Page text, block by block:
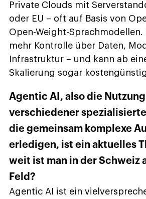
Private Clouds mit
oder EU – oft auf Basis von
Open-Weight-
mehr Kontrolle über Daten,
Infrastruktur – und kann ab
Skalierung sogar
Agentic AI, also die Nutzung
verschiedener
die gemeinsam komplexe
erledigen, ist ein aktuelles
weit ist man in der Schweiz
Feld?
Agentic AI ist ein